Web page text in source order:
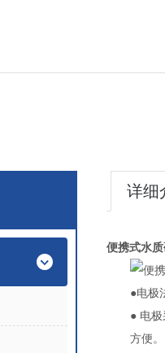
详细
便携式水
●电极
● 电
方便。